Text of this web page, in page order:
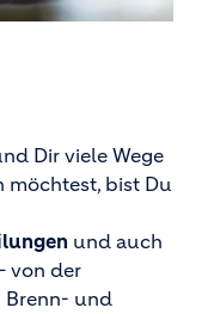
Dir viele Wege
möchtest, bist Du
und auch
von der
Brenn- und